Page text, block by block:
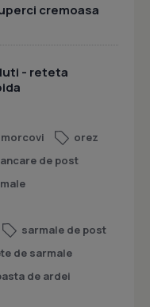
cremoasa
- reteta
morcovi
orez
de post
sarmale de post
de sarmale
de ardei